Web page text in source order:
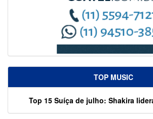
TOP MUSIC
Top 15 Suíça de julho: Shakira